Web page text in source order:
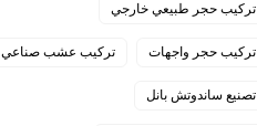
تركيب حجر طبيعي خارجي
تركيب حجر واجهات تركيب عشب صناعي
تصنيع ساندوتش بانل